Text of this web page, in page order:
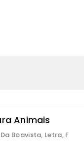
Animais
Boavista, Letra, F